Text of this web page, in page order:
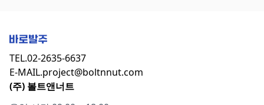
TEL.02-2635-6637
E-MAIL.project@boltnnut.com
(주) 볼트앤너트